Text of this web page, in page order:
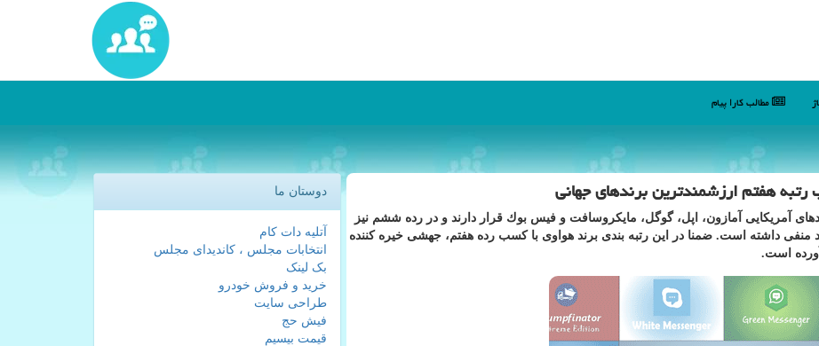
مطالب كارا پیام
هفتم ارزشمندترین برندهای جهانی
آمریكایی آمازون، اپل، گوگل، مایكروسافت و فیس بوك قرار دارند و در رده ششم نیز
داشته است. ضمنا در این رتبه بندی برند هواوی با كسب رده هفتم، جهشی خیره كننده
دوستان ما
آتلیه دات کام
انتخابات مجلس ، کاندیدای مجلس
بک لینک
خرید و فروش خودرو
طراحی سایت
فیش حج
قیمت بیسیم